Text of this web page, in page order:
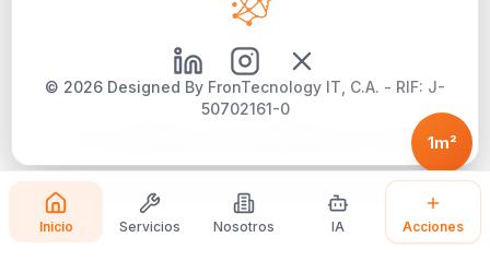
Inicio Servicios Nosotros IA Acciones
© 2026 Designed By FronTecnology IT, C.A. - RIF: J-
50702161-0
Política de Cookies 1m²